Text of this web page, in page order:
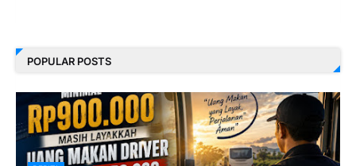
POPULAR POSTS